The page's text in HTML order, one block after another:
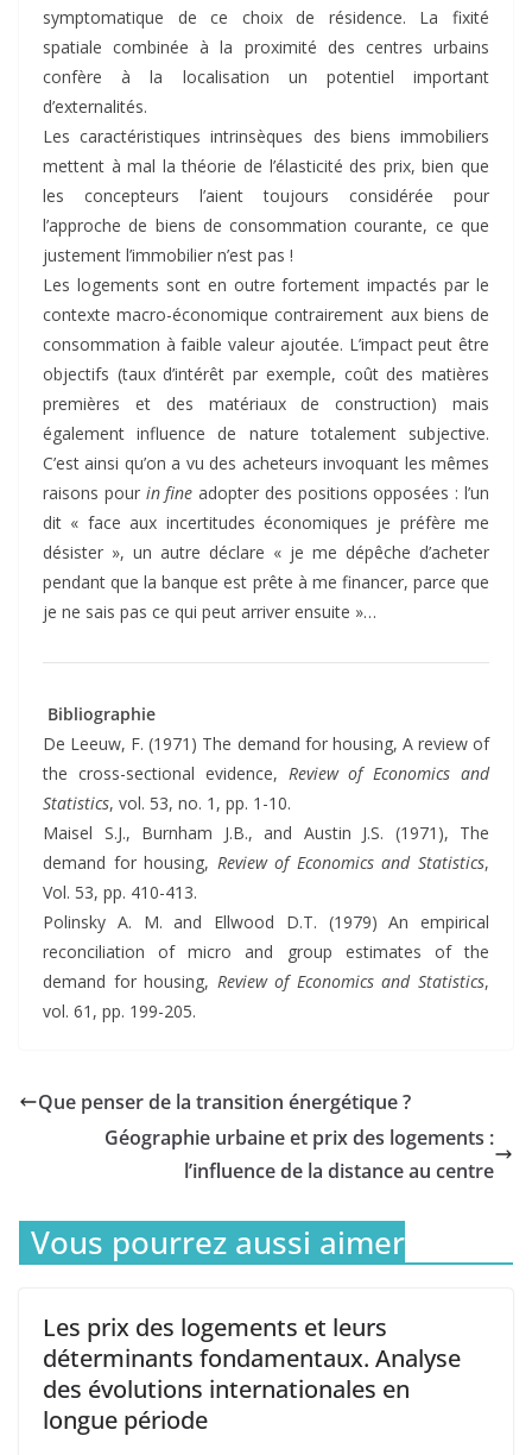
symptomatique de ce choix de résidence. La fixité
spatiale combinée à la proximité des centres urbains
confère à la localisation un potentiel important
d’externalités.
Les caractéristiques intrinsèques des biens immobiliers
mettent à mal la théorie de l’élasticité des prix, bien que
les concepteurs l’aient toujours considérée pour
l’approche de biens de consommation courante, ce que
justement l’immobilier n’est pas !
Les logements sont en outre fortement impactés par le
contexte macro-économique contrairement aux biens de
consommation à faible valeur ajoutée. L’impact peut être
objectifs (taux d’intérêt par exemple, coût des matières
premières et des matériaux de construction) mais
également influence de nature totalement subjective.
C’est ainsi qu’on a vu des acheteurs invoquant les mêmes
raisons pour in fine adopter des positions opposées : l’un
dit « face aux incertitudes économiques je préfère me
désister », un autre déclare « je me dépêche d’acheter
pendant que la banque est prête à me financer, parce que
je ne sais pas ce qui peut arriver ensuite »…
Bibliographie
De Leeuw, F. (1971) The demand for housing, A review of
the cross-sectional evidence, Review of Economics and
Statistics, vol. 53, no. 1, pp. 1-10.
Maisel S.J., Burnham J.B., and Austin J.S. (1971), The
demand for housing, Review of Economics and Statistics,
Vol. 53, pp. 410-413.
Polinsky A. M. and Ellwood D.T. (1979) An empirical
reconciliation of micro and group estimates of the
demand for housing, Review of Economics and Statistics,
vol. 61, pp. 199-205.
Que penser de la transition énergétique ?
Géographie urbaine et prix des logements :
l’influence de la distance au centre
Vous pourrez aussi aimer
Les prix des logements et leurs
déterminants fondamentaux. Analyse
des évolutions internationales en
longue période